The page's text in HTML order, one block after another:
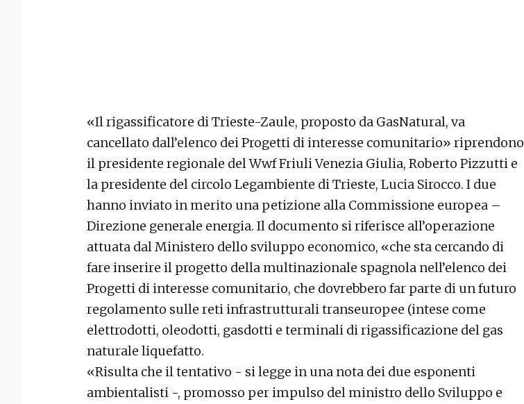
«Il rigassificatore di Trieste-Zaule, proposto da GasNatural, va
cancellato dall’elenco dei Progetti di interesse comunitario» riprendono
il presidente regionale del Wwf Friuli Venezia Giulia, Roberto Pizzutti e
la presidente del circolo Legambiente di Trieste, Lucia Sirocco. I due
hanno inviato in merito una petizione alla Commissione europea –
Direzione generale energia. Il documento si riferisce all’operazione
attuata dal Ministero dello sviluppo economico, «che sta cercando di
fare inserire il progetto della multinazionale spagnola nell’elenco dei
Progetti di interesse comunitario, che dovrebbero far parte di un futuro
regolamento sulle reti infrastrutturali transeuropee (intese come
elettrodotti, oleodotti, gasdotti e terminali di rigassificazione del gas
naturale liquefatto.
«Risulta che il tentativo - si legge in una nota dei due esponenti
ambientalisti -, promosso per impulso del ministro dello Sviluppo e